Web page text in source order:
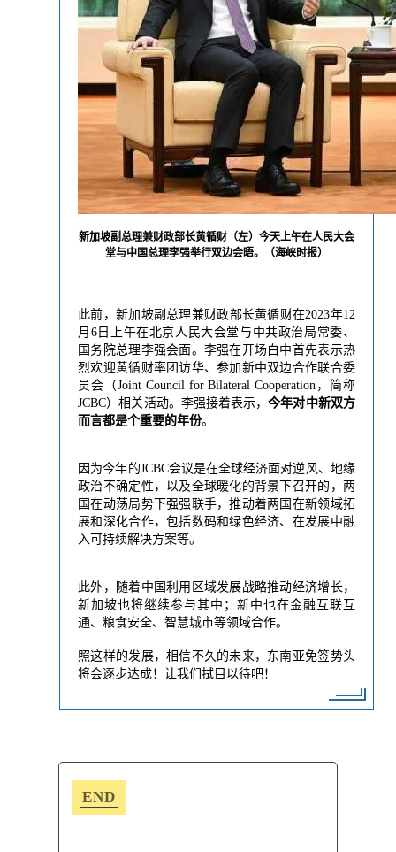
新加坡副总理兼财政部长黄循财（左）今天上午在人民大会
堂与中国总理李强举行双边会晤。（海峡时报）
此前，新加坡副总理兼财政部长黄循财在2023年12
月6日上午在北京人民大会堂与中共政治局常委、
国务院总理李强会面。李强在开场白中首先表示热
烈欢迎黄循财率团访华、参加新中双边合作联合委
员会（Joint Council for Bilateral Cooperation，简称
JCBC）相关活动。李强接着表示，今年对中新双方
而言都是个重要的年份。
因为今年的JCBC会议是在全球经济面对逆风、地缘
政治不确定性，以及全球暖化的背景下召开的，两
国在动荡局势下强强联手，推动着两国在新领域拓
展和深化合作，包括数码和绿色经济、在发展中融
入可持续解决方案等。
此外，随着中国利用区域发展战略推动经济增长，
新加坡也将继续参与其中；新中也在金融互联互
通、粮食安全、智慧城市等领域合作。
照这样的发展，相信不久的未来，东南亚免签势头
将会逐步达成！让我们拭目以待吧！
END